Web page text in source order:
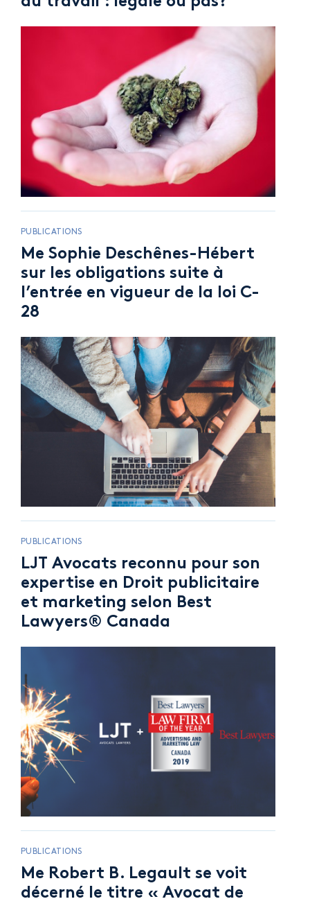
PUBLICATIONS
Me Sophie Deschênes-Hébert
sur les obligations suite à
l’entrée en vigueur de la loi C-
28
PUBLICATIONS
LJT Avocats reconnu pour son
expertise en Droit publicitaire
et marketing selon Best
Lawyers® Canada
PUBLICATIONS
Me Robert B. Legault se voit
décerné le titre « Avocat de